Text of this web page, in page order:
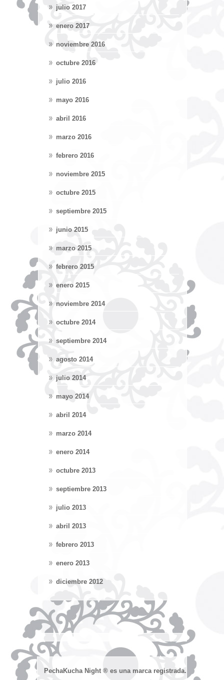
julio 2017
enero 2017
noviembre 2016
octubre 2016
julio 2016
mayo 2016
abril 2016
marzo 2016
febrero 2016
noviembre 2015
octubre 2015
septiembre 2015
junio 2015
marzo 2015
febrero 2015
enero 2015
noviembre 2014
octubre 2014
septiembre 2014
agosto 2014
julio 2014
mayo 2014
abril 2014
marzo 2014
enero 2014
octubre 2013
septiembre 2013
julio 2013
abril 2013
febrero 2013
enero 2013
diciembre 2012
PechaKucha Night ® es una marca registrada. Devised